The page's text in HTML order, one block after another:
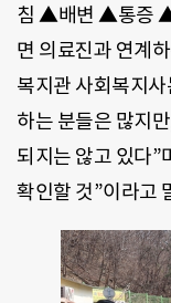
침 ▲배변 ▲통증 ▲
면 의료진과 연계
복지관 사회복지사
하는 분들은 많지만
되지는 않고 있다”
확인할 것”이라고